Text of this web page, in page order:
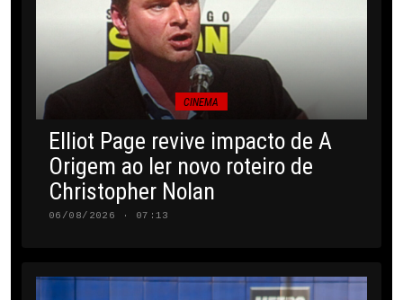
CINEMA
Elliot Page revive impacto de A
Origem ao ler novo roteiro de
Christopher Nolan
06/08/2026 · 07:13